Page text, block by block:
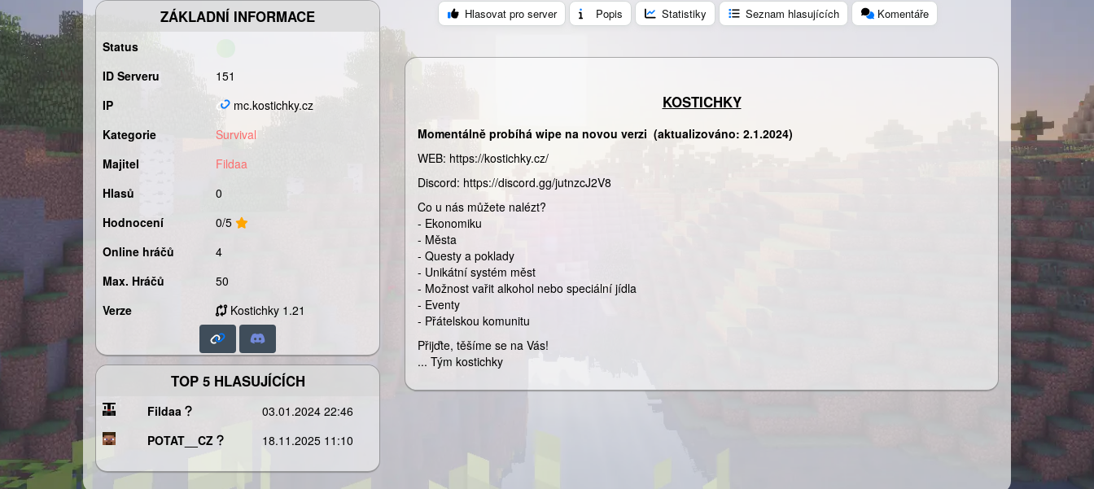
ZÁKLADNÍ INFORMACE
Status
ID Serveru
151
IP
mc.kostichky.cz
Kategorie
Survival
Majitel
Fildaa
Hlasů
0
Hodnocení
0/5
Online hráčů
4
Max. Hráčů
50
Verze
Kostichky 1.21
TOP 5 HLASUJÍCÍCH
Fildaa
03.01.2024 22:46
POTAT__CZ
18.11.2025 11:10
Hlasovat pro server Popis Statistiky Seznam hlasujících Komentáře
KOSTICHKY
Momentálně probíhá wipe na novou verzi (aktualizováno: 2.1.2024)
WEB: https://kostichky.cz/
Discord: https://discord.gg/jutnzcJ2V8
Co u nás můžete nalézt?
- Ekonomiku
- Města
- Questy a poklady
- Unikátní systém měst
- Možnost vařit alkohol nebo speciální jídla
- Eventy
- Přátelskou komunitu
Přijďte, těšíme se na Vás!
... Tým kostichky